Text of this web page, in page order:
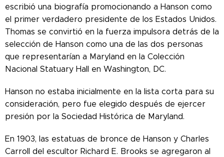
escribió una biografía promocionando a Hanson como
el primer verdadero presidente de los Estados Unidos.
Thomas se convirtió en la fuerza impulsora detrás de la
selección de Hanson como una de las dos personas
que representarían a Maryland en la Colección
Nacional Statuary Hall en Washington, DC.
Hanson no estaba inicialmente en la lista corta para su
consideración, pero fue elegido después de ejercer
presión por la Sociedad Histórica de Maryland.
En 1903, las estatuas de bronce de Hanson y Charles
Carroll del escultor Richard E. Brooks se agregaron al